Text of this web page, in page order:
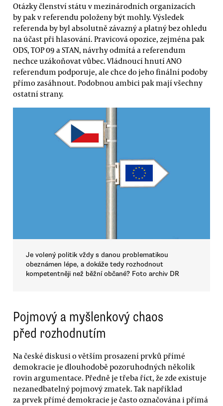
Otázky členství státu v mezinárodních organizacích
by pak v referendu položeny být mohly. Výsledek
referenda by byl absolutně závazný a platný bez ohledu
na účast při hlasování. Pravicová opozice, zejména pak
ODS, TOP 09 a STAN, návrhy odmítá a referendum
nechce uzákoňovat vůbec. Vládnoucí hnutí ANO
referendum podporuje, ale chce do jeho finální podoby
přímo zasáhnout. Podobnou ambici pak mají všechny
ostatní strany.
Je volený politik vždy s danou problematikou
obeznámen lépe, a dokáže tedy rozhodnout
kompetentněji než běžní občané? Foto archiv DR
Pojmový a myšlenkový chaos
před rozhodnutím
Na české diskusi o větším prosazení prvků přímé
demokracie je dlouhodobě pozoruhodných několik
rovin argumentace. Předně je třeba říct, že zde existuje
nezanedbatelný pojmový zmatek. Tak například
za prvek přímé demokracie je často označována i přímá